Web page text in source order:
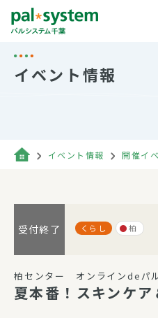
イベント情報
イベント情報 開催イ
受付終了 くらし 柏
柏センター オンラインdeパ
夏本番！スキンケ